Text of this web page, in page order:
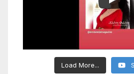
Load More...